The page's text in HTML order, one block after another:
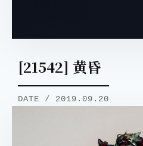
[21542] 黄昏
DATE / 2019.09.20